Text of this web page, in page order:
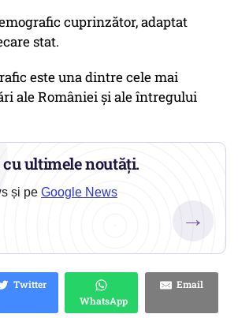
cuprinzător, adaptat
stat.
este una dintre cele mai
ale României și ale întregului
ultimele noutăți.
și pe Google News
→
Twitter
WhatsApp
Email